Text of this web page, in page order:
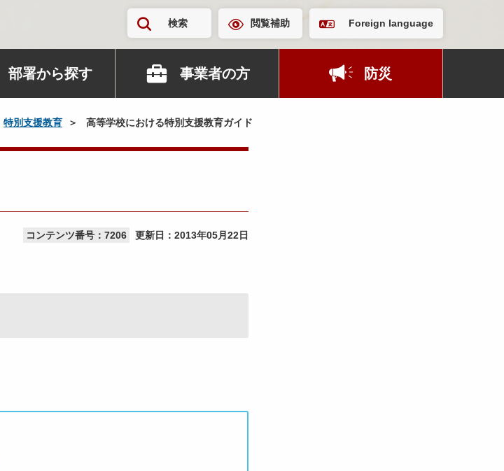
検索 閲覧補助 Foreign language
部署から探す 事業者の方 防災
特別支援教育 高等学校における特別支援教育ガイド
コンテンツ番号：7206 更新日： 2013年05月22日